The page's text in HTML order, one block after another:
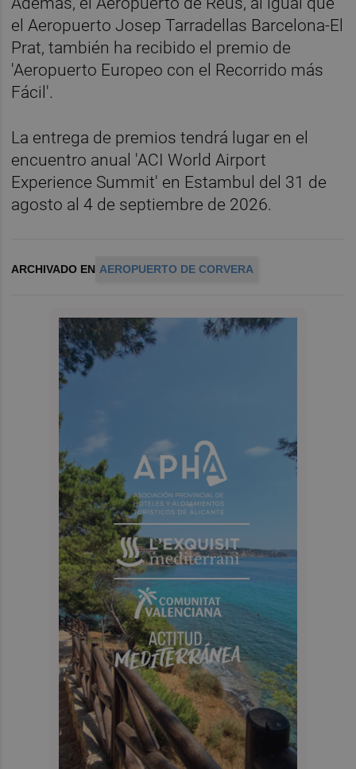
el Aeropuerto Josep Tarradellas Barcelona-El
Prat, también ha recibido el premio de
'Aeropuerto Europeo con el Recorrido más
Fácil'.
La entrega de premios tendrá lugar en el
encuentro anual 'ACI World Airport
Experience Summit' en Estambul del 31 de
agosto al 4 de septiembre de 2026.
ARCHIVADO EN AEROPUERTO DE CORVERA